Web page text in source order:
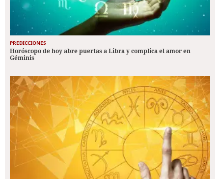
PREDICCIONES
Horóscopo de hoy abre puertas a Libra y complica el amor en
Géminis